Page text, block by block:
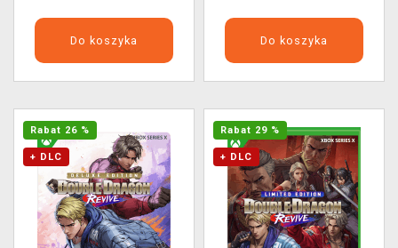
Do koszyka Do koszyka
Rabat 26 %
+ DLC
Rabat 29 %
+ DLC